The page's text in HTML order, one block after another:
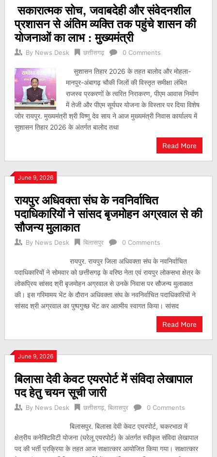
सकारात्मक सोच, जवाबदेही और संवेदनशील
प्रशासन से अंतिम व्यक्ति तक पहुंचे शासन की
योजनाओं का लाभ : मुख्यमंत्री
By News Desk छत्तीसगढ़ 0 Comments
सुशासन तिहार 2026 के तहत बालोद और मोहला-
मानपुर-अंबागढ़ चौकी जिलों की विस्तृत समीक्षा लंबित
राजस्व प्रकरणों के त्वरित निराकरण, पीएम आवास निर्माण
में तेजी और पीएम सूर्यघर योजना के विस्तार पर दिया विशेष
जोर रायपुर. मुख्यमंत्री श्री विष्णु देव साय ने आज मुख्यमंत्री निवास कार्यालय में
सुशासन तिहार 2026 के अंतर्गत बालोद तथा
Read More
June 9, 2026
रायपुर अधिवक्ता संघ के नवनिर्वाचित
पदाधिकारियों ने सांसद बृजमोहन अग्रवाल से की
सौजन्य मुलाकात
By News Desk बिलासपुर 0 Comments
रायपुर. रायपुर जिला अधिवक्ता संघ के नवनिर्वाचित
पदाधिकारियों ने सोमवार को छत्तीसगढ़ के वरिष्ठ नेता एवं रायपुर लोकसभा क्षेत्र के
लोकप्रिय सांसद श्री बृजमोहन अग्रवाल से उनके निवास पर सौजन्य मुलाकात
की। इस गरिमामय भेंट के दौरान अधिवक्ता संघ के नवनिर्वाचित पदाधिकारियों ने
सांसद श्री अग्रवाल का पुष्पगुच्छ भेंट कर आत्मीय स्वागत किया। सांसद
Read More
June 9, 2026
बिलासा देवी केवट एयरपोर्ट में संविदा लेखापाल
पद हेतु चयन सूची जारी
By News Desk छत्तीसगढ़, बिलासपुर 0 Comments
बिलासपुर. बिलासा देवी केवट एयरपोर्ट, चकरभाठा में
क्षेत्रीय कनेक्टिविटी योजना (घरेलू एयरपोर्ट) के अंतर्गत स्वीकृत संविदा लेखापाल
पद की भर्ती प्रक्रिया के तहत आज साक्षात्कार आयोजित किया गया। साक्षात्कार